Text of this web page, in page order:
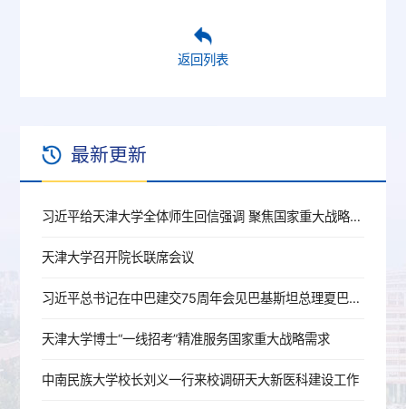
返回列表
最新更新
习近平给天津大学全体师生回信强调 聚焦国家重大战略需求提高人才培养质量 更好服务经济社会发展
天津大学召开院长联席会议
习近平总书记在中巴建交75周年会见巴基斯坦总理夏巴兹重要指示精神专题联学会召开
天津大学博士“一线招考”精准服务国家重大战略需求
中南民族大学校长刘义一行来校调研天大新医科建设工作